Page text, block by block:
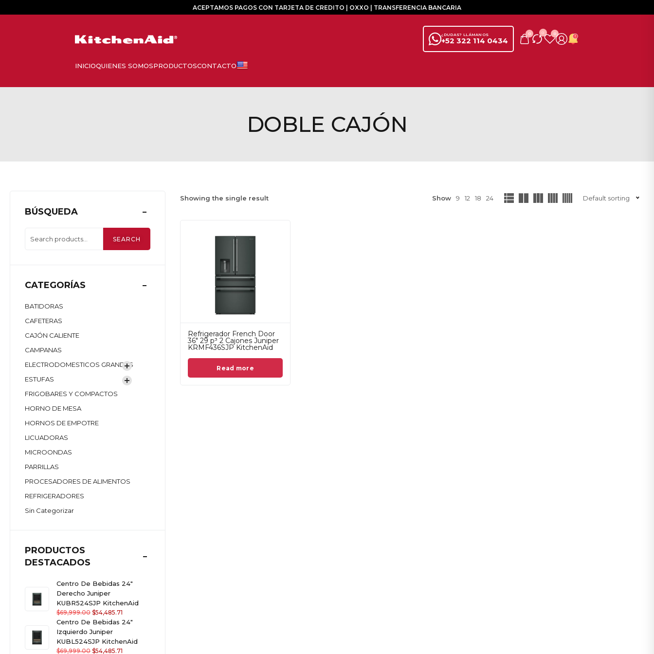
ACEPTAMOS PAGOS CON TARJETA DE CREDITO | OXXO | TRANSFERENCIA BANCARIA
+52 322 114 0434
¿DUDAS? LLÁMANOS 0 0 0
DOBLE CAJÓN
BÚSQUEDA
SEARCH
CATEGORÍAS
BATIDORAS
CAFETERAS
CAJÓN CALIENTE
CAMPANAS
ELECTRODOMESTICOS GRANDES
ESTUFAS
FRIGOBARES Y COMPACTOS
HORNO DE MESA
HORNOS DE EMPOTRE
LICUADORAS
MICROONDAS
PARRILLAS
PROCESADORES DE ALIMENTOS
REFRIGERADORES
Sin Categorizar
PRODUCTOS
DESTACADOS
Centro De Bebidas 24"
Derecho Juniper
KUBR524SJP KitchenAid
$69,999.00 $54,485.71
Centro De Bebidas 24"
Izquierdo Juniper
KUBL524SJP KitchenAid
$69,999.00 $54,485.71
Showing the single result Show 9 12 18 24 Default sorting
Refrigerador French Door
36" 29 p³ 2 Cajones Juniper
KRMF436SJP KitchenAid
Read more